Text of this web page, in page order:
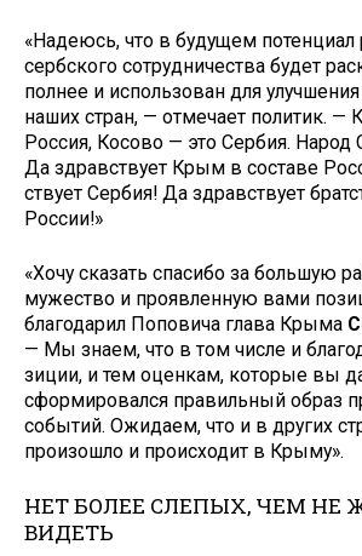
«Надеюсь, что в будущем потен­циал
сербского сотруд­ничества будет
полнее и использован для
наших стран, — отмечает политик. —
Россия, Косово — это Сербия. На­род
Да здравствует Крым в составе
ствует Сербия! Да здравствует
России!»
«Хочу сказать спасибо за боль­шую
мужество и про­явленную вами
благодарил Поповича глава Крыма
— Мы знаем, что в том числе и
зиции, и тем оценкам, которые вы
сформировался правильный образ
событий. Ожидаем, что и в других
произошло и происходит в Крыму».
НЕТ БОЛЕЕ СЛЕПЫХ, ЧЕМ
ВИДЕТЬ